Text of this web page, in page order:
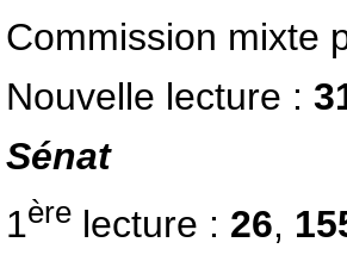
Commission mixte
Nouvelle lecture :
Sénat
1ère lecture : 26,